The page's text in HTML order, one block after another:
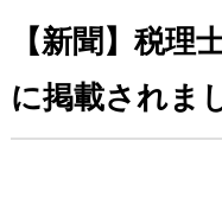
【新聞】税理
に掲載されま